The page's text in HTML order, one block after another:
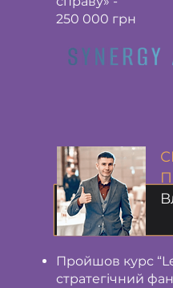
250 000 грн
Пройшов курс
стратегічний